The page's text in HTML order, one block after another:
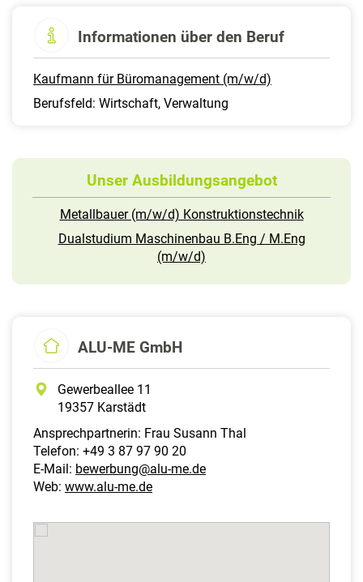
Informationen über den Beruf
Kaufmann für Büromanagement (m/w/d)
Berufsfeld: Wirtschaft, Verwaltung
Unser Ausbildungsangebot
Metallbauer (m/w/d) Konstruktionstechnik
Dualstudium Maschinenbau B.Eng / M.Eng
(m/w/d)
ALU-ME GmbH
Gewerbeallee 11
19357 Karstädt
Ansprechpartnerin: Frau Susann Thal
Telefon: +49 3 87 97 90 20
E-Mail: bewerbung@alu-me.de
Web: www.alu-me.de